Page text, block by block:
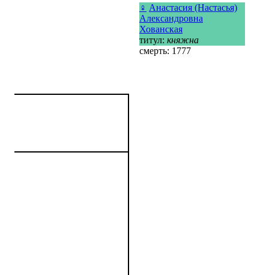
♀ Анастасия (Настасья)
Александровна
Хованская
титул: княжна
смерть: 1777